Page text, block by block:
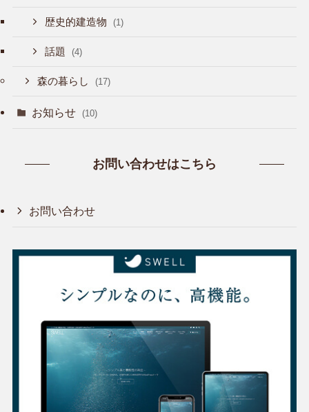
歴史的建造物 (1)
話題 (4)
森の暮らし (17)
お知らせ (10)
お問い合わせはこちら
お問い合わせ